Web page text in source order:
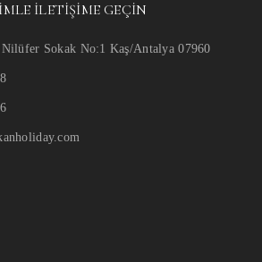
İLETIŞIME GEÇIN
Sokak No:1 Kaş/Antalya 07960